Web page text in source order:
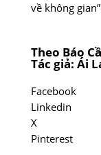
về không
Theo Báo
Tác giả: Ái
Facebook
Linkedin
X
Pinterest